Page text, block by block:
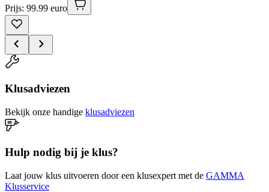
Prijs: 99.99 euro
Klusadviezen
Bekijk onze handige klusadviezen
Hulp nodig bij je klus?
Laat jouw klus uitvoeren door een klusexpert met de GAMMA
Klusservice